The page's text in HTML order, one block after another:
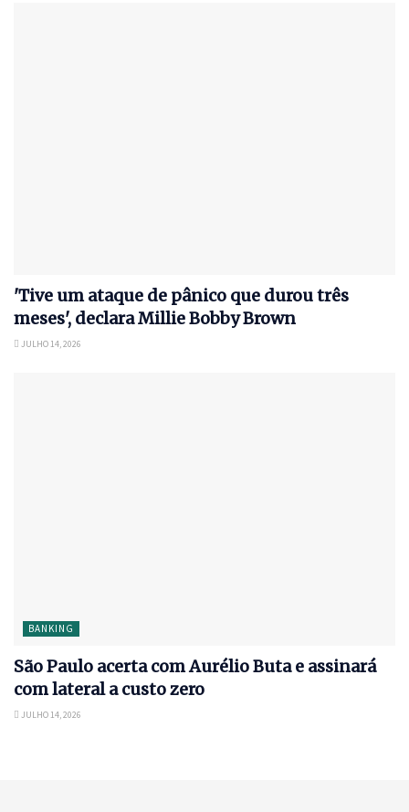
'Tive um ataque de pânico que durou três
meses', declara Millie Bobby Brown
JULHO 14, 2026
BANKING
São Paulo acerta com Aurélio Buta e assinará
com lateral a custo zero
JULHO 14, 2026